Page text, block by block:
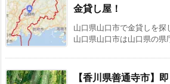
金貸し屋！
山口県山口市で金貸しを探
山口県山口市は山口県の県
【香川県善通寺市】